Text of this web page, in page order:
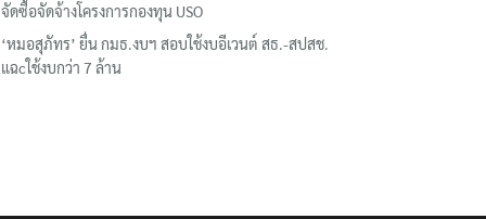
จัดซื้อจัดจ้างโครงการกองทุน USO
‘หมอสุภัทร’ ยื่น กมธ.งบฯ สอบใช้งบอีเวนต์ สธ.-สปสช.
แฉcใช้งบกว่า 7 ล้าน